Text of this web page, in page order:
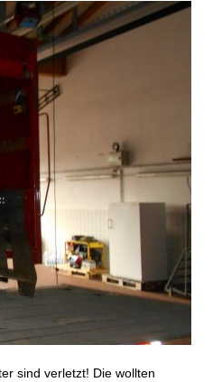
sind verletzt! Die wollten